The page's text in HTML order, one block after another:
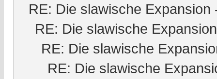
RE: Die slawische Expansion
RE: Die slawische Expansion
RE: Die slawische
RE: Die slawische